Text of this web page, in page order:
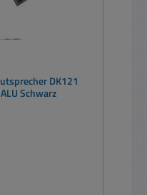
Druckkammerhorn ALU Schwarz